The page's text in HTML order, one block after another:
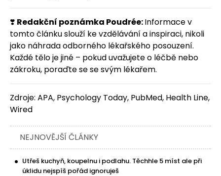
❣️ Redakční poznámka Poudrée:Informace v
tomto článku slouží ke vzdělávání a inspiraci, nikoli
jako náhrada odborného lékařského posouzení.
Každé tělo je jiné – pokud uvažujete o léčbě nebo
zákroku, poraďte se se svým lékařem.
Zdroje: APA, Psychology Today, PubMed, Health Line,
Wired
NEJNOVĚJŠÍ ČLÁNKY
Utřeš kuchyň, koupelnu i podlahu. Těchhle 5 míst ale při
úklidu nejspíš pořád ignoruješ